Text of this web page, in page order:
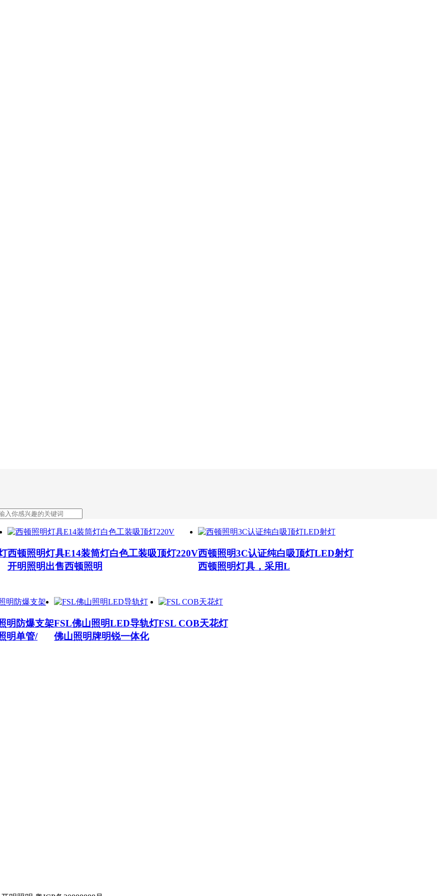
西顿照明灯具E14装筒灯白色工装吸顶灯220V
开明照明出售西顿照明
西顿照明3C认证纯白吸顶灯LED射灯
西顿照明灯具，采用L
明防爆支架
明单管/
FSL佛山照明LED导轨灯
佛山照明牌明锐一体化
FSL COB天花灯